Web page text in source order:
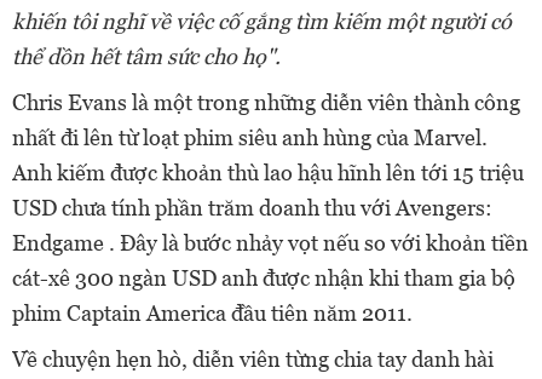
khiến tôi nghĩ về việc cố gắng tìm kiếm một người có
thể dồn hết tâm sức cho họ".
Chris Evans là một trong những diễn viên thành công
nhất đi lên từ loạt phim siêu anh hùng của Marvel.
Anh kiếm được khoản thù lao hậu hĩnh lên tới 15 triệu
USD chưa tính phần trăm doanh thu với Avengers:
Endgame . Đây là bước nhảy vọt nếu so với khoản tiền
cát-xê 300 ngàn USD anh được nhận khi tham gia bộ
phim Captain America đầu tiên năm 2011.
Về chuyện hẹn hò, diễn viên từng chia tay danh hài